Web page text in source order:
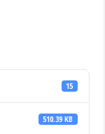
15
510.39 KB